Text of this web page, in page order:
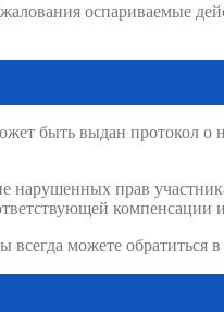
оспариваемые
быть выдан протокол
прав
компенсации
можете обратиться